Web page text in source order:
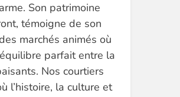
Son patrimoine
témoigne de son
marchés animés où
parfait entre la
Nos courtiers
l’histoire, la culture et